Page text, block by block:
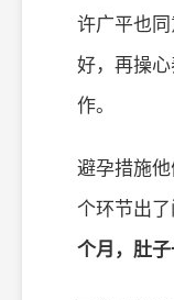
许广平也
好，再操
作。
避孕措施
个环节出了
个月，肚子